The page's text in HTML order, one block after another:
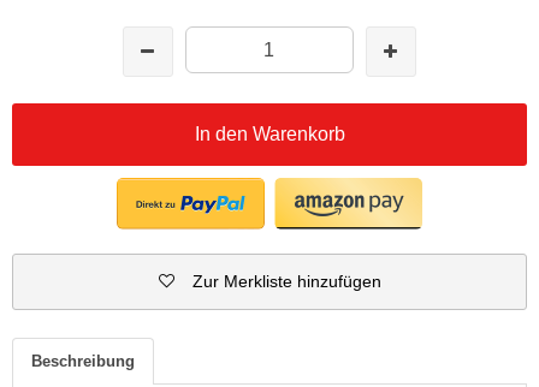
In den Warenkorb
Zur Merkliste hinzufügen
Beschreibung